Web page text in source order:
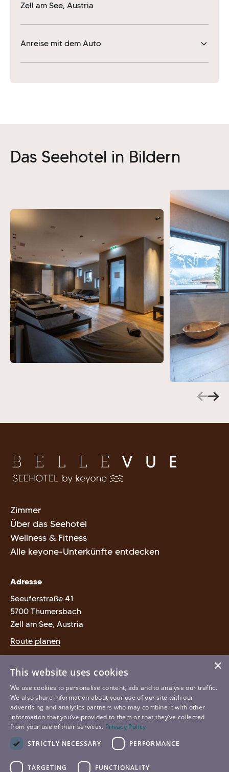
Zell am See, Austria
Anreise mit dem Auto
Das Seehotel in Bildern
Zimmer
Über das Seehotel
Wellness & Fitness
Alle keyone-Unterkünfte entdecken
Adresse
Seeuferstraße 41
5700 Thumersbach
Zell am See, Austria
Route planen
Kontakt
T: +43 720 229090
E:booking@keyone.at
×
This website uses cookies
We use cookies to personalise content, ads and to analyse our traffic.
We also share information about your use of our site with our
advertising and analytics partners who may combine it with other
information that you’ve provided to them or that they’ve collected
from your use of their services. Privacy Policy
STRICTLY NECESSARY
PERFORMANCE
TARGETING FUNCTIONALITY